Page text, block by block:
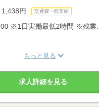
円 交通費一部支給
※1日実働最低2時間 ※残業...
もっと見る
求人詳細を見る